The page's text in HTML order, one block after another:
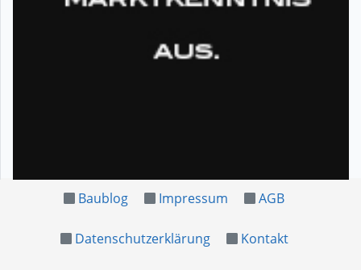
Baublog Impressum AGB
Datenschutzerklärung Kontakt